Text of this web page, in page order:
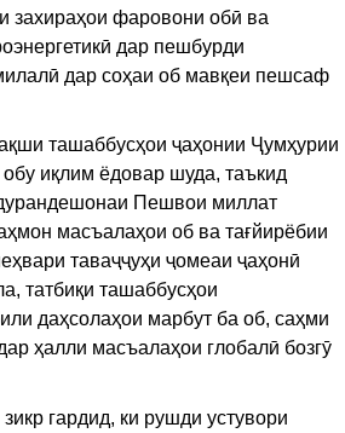
захираҳои фаровони обӣ ва
дар пешбурди
дар соҳаи об мавқеи пешсаф
ташаббусҳои ҷаҳонии Ҷумҳурии
иқлим ёдовар шуда, таъкид
Пешвои миллат
масъалаҳои об ва тағйирёбии
таваҷҷуҳи ҷомеаи ҷаҳонӣ
татбиқи ташаббусҳои
даҳсолаҳои марбут ба об, саҳми
ҳалли масъалаҳои глобалӣ бозгӯ
гардид, ки рушди устувори